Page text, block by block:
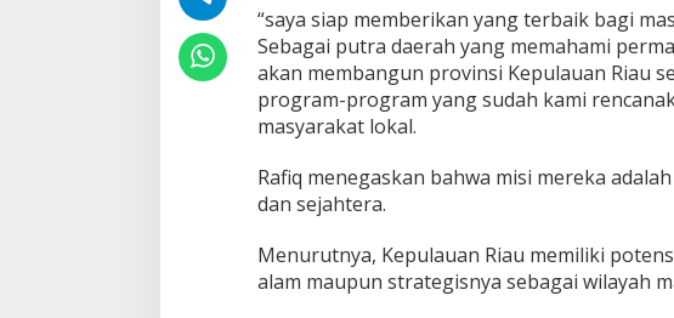
-
A
u
n
u
r
r
m
i
t
“saya siap memberikan yang terbaik bagi
Sebagai putra daerah yang memahami
akan membangun provinsi Kepulauan Riau
program-program yang sudah kami
masyarakat lokal.
Rafiq menegaskan bahwa misi mereka
dan sejahtera.
Menurutnya, Kepulauan Riau memiliki
alam maupun strategisnya sebagai wilayah